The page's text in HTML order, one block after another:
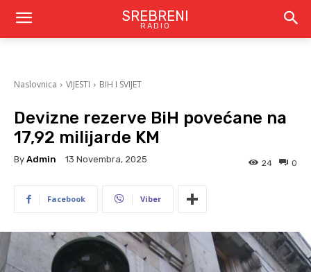
SREBRENI
RADIO
Naslovnica VIJESTI BIH I SVIJET
Devizne rezerve BiH povećane na
17,92 milijarde KM
By Admin 13 Novembra, 2025 0
24
Facebook Viber